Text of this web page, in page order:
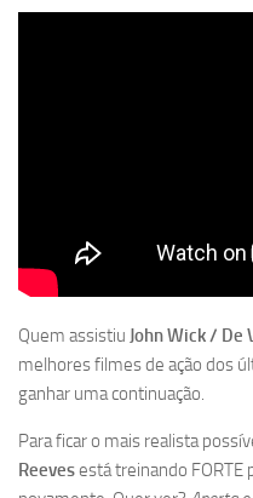
Quem assistiu John Wick / De
melhores filmes de ação dos
ganhar uma continuação.
Para ficar o mais realista
Reevesestá treinando FORTE